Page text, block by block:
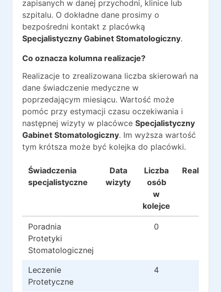
zapisanych w danej przychodni, klinice lub
szpitalu. O dokładne dane prosimy o
bezpośredni kontakt z placówką
Specjalistyczny Gabinet Stomatologiczny.
Co oznacza kolumna realizacje?
Realizacje to zrealizowana liczba skierowań na
dane świadczenie medyczne w
poprzedającym miesiącu. Wartość może
pomóc przy estymacji czasu oczekiwania i
następnej wizyty w placówce Specjalistyczny
Gabinet Stomatologiczny. Im wyższa wartość
tym krótsza może być kolejka do placówki.
Świadczenia
specjalistyczne
Data
wizyty
Liczba
osób
w
kolejce
Realizacje
Poradnia
Protetyki
Stomatologicznej
0
Leczenie
Protetyczne
4